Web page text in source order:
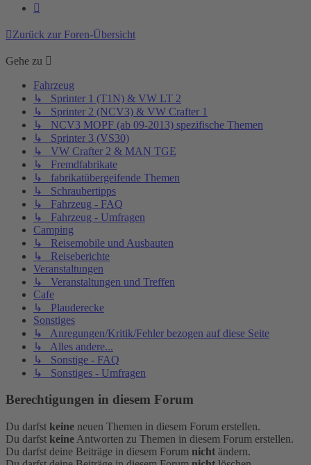
Zurück zur Foren-Übersicht
Gehe zu
Fahrzeug
↳ Sprinter 1 (T1N) & VW LT 2
↳ Sprinter 2 (NCV3) & VW Crafter 1
↳ NCV3 MOPF (ab 09-2013) spezifische Themen
↳ Sprinter 3 (VS30)
↳ VW Crafter 2 & MAN TGE
↳ Fremdfabrikate
↳ fabrikatübergeifende Themen
↳ Schraubertipps
↳ Fahrzeug - FAQ
↳ Fahrzeug - Umfragen
Camping
↳ Reisemobile und Ausbauten
↳ Reiseberichte
Veranstaltungen
↳ Veranstaltungen und Treffen
Cafe
↳ Plauderecke
Sonstiges
↳ Anregungen/Kritik/Fehler bezogen auf diese Seite
↳ Alles andere...
↳ Sonstige - FAQ
↳ Sonstiges - Umfragen
Berechtigungen in diesem Forum
Du darfst keine neuen Themen in diesem Forum erstellen.
Du darfst keine Antworten zu Themen in diesem Forum erstellen.
Du darfst deine Beiträge in diesem Forum nicht ändern.